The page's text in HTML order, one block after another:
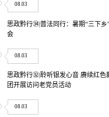
08.03
思政黔行㉞|普法同行：暑期“三下
会
08.03
思政黔行㉜|聆听银发心音 赓续红
团开展访问老党员活动
08.03